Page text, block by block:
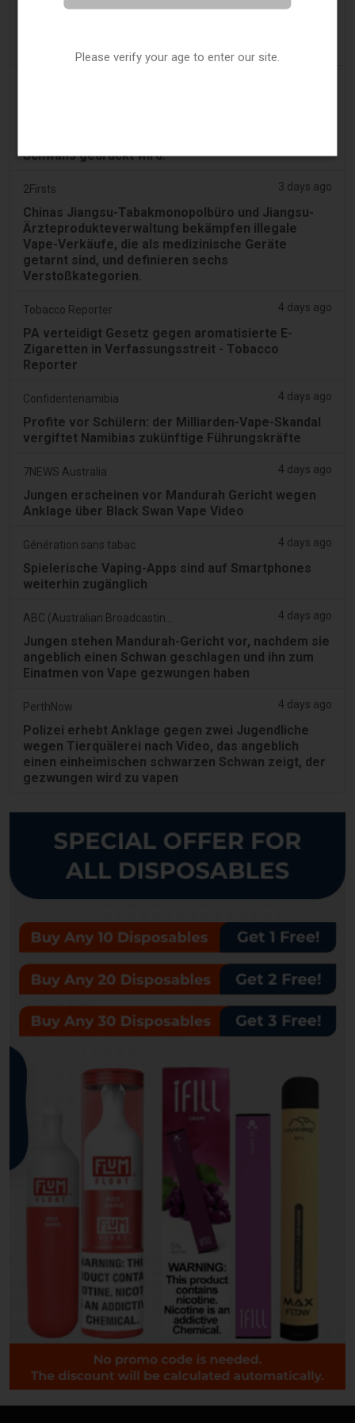
Cambridge Evening News 3 days ago
Teenager-Mädchen verkaufte, verlor seine Lizenz
Schwans gedrückt wird.
2Firsts 3 days ago
Chinas Jiangsu-Tabakmonopolbüro und Jiangsu-
Ärzteprodukteverwaltung bekämpfen illegale
Vape-Verkäufe, die als medizinische Geräte
getarnt sind, und definieren sechs
Verstoßkategorien.
Tobacco Reporter 4 days ago
PA verteidigt Gesetz gegen aromatisierte E-
Zigaretten in Verfassungsstreit - Tobacco
Reporter
Confidentenamibia 4 days ago
Profite vor Schülern: der Milliarden-Vape-Skandal
vergiftet Namibias zukünftige Führungskräfte
7NEWS Australia 4 days ago
Jungen erscheinen vor Mandurah Gericht wegen
Anklage über Black Swan Vape Video
Génération sans tabac 4 days ago
Spielerische Vaping-Apps sind auf Smartphones
weiterhin zugänglich
4 days ago
Jungen stehen Mandurah-Gericht vor, nachdem sie
angeblich einen Schwan geschlagen und ihn zum
Einatmen von Vape gezwungen haben
PerthNow 4 days ago
Polizei erhebt Anklage gegen zwei Jugendliche
wegen Tierquälerei nach Video, das angeblich
einen einheimischen schwarzen Schwan zeigt, der
gezwungen wird zu vapen
Please verify your age to enter our site.